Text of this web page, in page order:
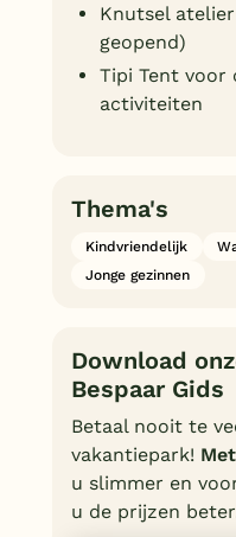
Knutsel
geopend)
Tipi Tent voor
activiteiten
Thema's
Kindvriendelijk
Jonge gezinnen
Download
Bespaar Gids
Betaal nooit te
vakantiepark!
u slimmer en
u de prijzen